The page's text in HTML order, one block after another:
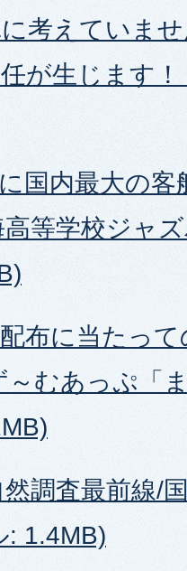
考えていま
が生じます
国内最大の客
等学校ジャ
布に当たっ
～むあっぷ「
調査最前線/
: 1.4MB)